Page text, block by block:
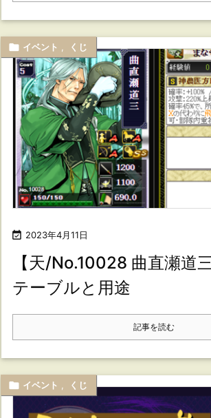
 2023年4月11日
 イベント くじ
【天/No.10028 曲直瀬道
テーブルと用途
記事を読む
 イベント くじ